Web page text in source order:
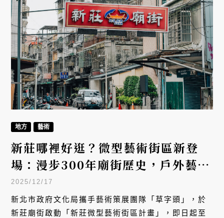
地方 藝術
新莊哪裡好逛？微型藝術街區新登
場：漫步300年廟街歷史，戶外藝術
裝置、電子地圖全攻略
2025/12/17
新北市政府文化局攜手藝術策展團隊「草字頭」，於
新莊廟街啟動「新莊微型藝術街區計畫」，即日起至